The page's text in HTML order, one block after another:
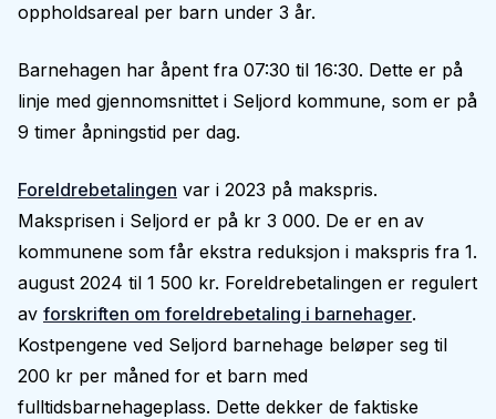
oppholdsareal per barn under 3 år.
Barnehagen har åpent fra 07:30 til 16:30. Dette er på
linje med gjennomsnittet i Seljord kommune, som er på
9 timer åpningstid per dag.
Foreldrebetalingen var i 2023 på makspris.
Maksprisen i Seljord er på kr 3 000. De er en av
kommunene som får ekstra reduksjon i makspris fra 1.
august 2024 til 1 500 kr. Foreldrebetalingen er regulert
av forskriften om foreldrebetaling i barnehager.
Kostpengene ved Seljord barnehage beløper seg til
200 kr per måned for et barn med
fulltidsbarnehageplass. Dette dekker de faktiske